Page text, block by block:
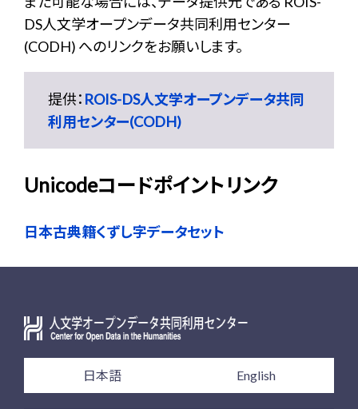
DS人文学オープンデータ共同利用センター
(CODH) へのリンクをお願いします。
提供： ROIS-DS人文学オープンデータ共同
利用センター(CODH)
Unicodeコードポイントリンク
日本古典籍くずし字データセット
日本語 English